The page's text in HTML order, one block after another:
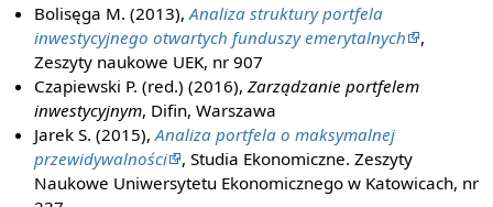
Bolisęga M. (2013),Analiza struktury portfela
inwestycyjnego otwartych funduszy emerytalnych
,
Zeszyty naukowe UEK, nr 907
Czapiewski P. (red.) (2016),Zarządzanie portfelem
inwestycyjnym, Difin, Warszawa
Jarek S. (2015),Analiza portfela o maksymalnej
przewidywalności
, Studia Ekonomiczne. Zeszyty
Naukowe Uniwersytetu Ekonomicznego w Katowicach, nr